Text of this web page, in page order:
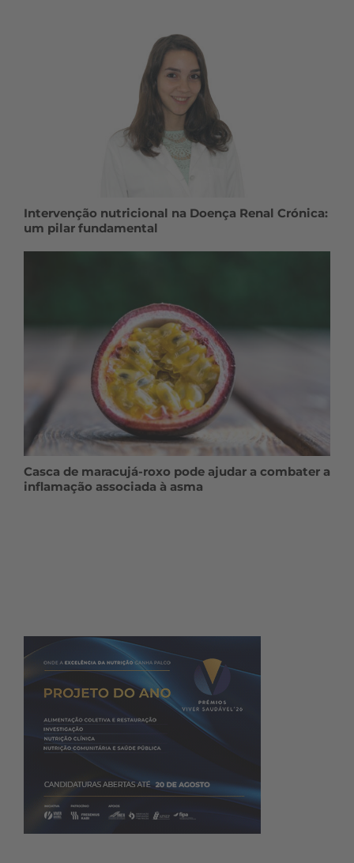
Intervenção nutricional na Doença Renal Crónica:
um pilar fundamental
Casca de maracujá-roxo pode ajudar a combater a
inflamação associada à asma